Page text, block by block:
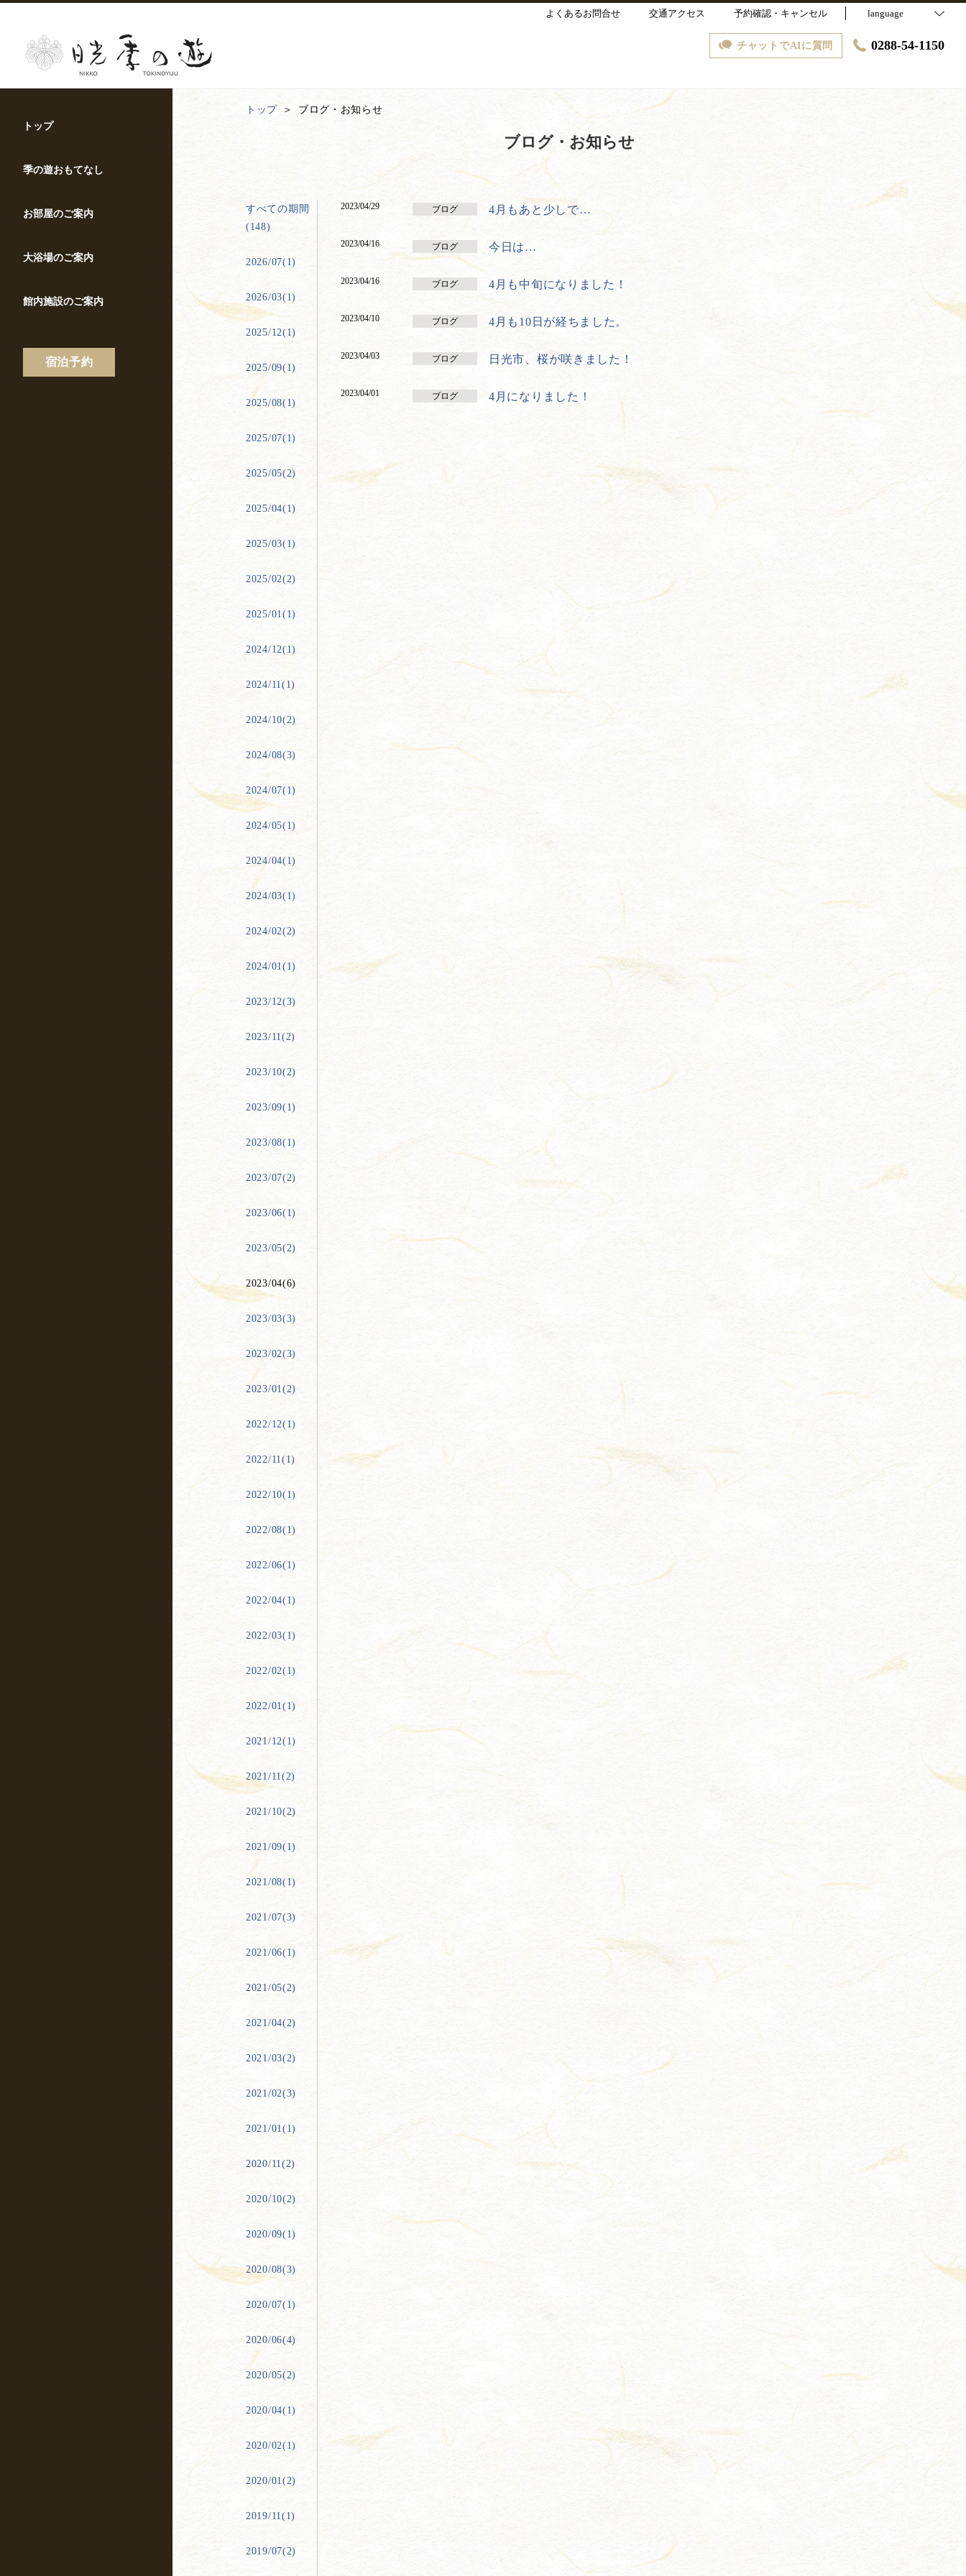
よくあるお問合せ 交通アクセス 予約確認・キャンセル language
チャットでAIに質問 0288-54-1150
トップ
季の遊おもてなし
お部屋のご案内
大浴場のご案内
館内施設のご案内
宿泊予約
トップ ブログ・お知らせ
ブログ・お知らせ
すべての期間
(148)
2026/07(1)
2026/03(1)
2025/12(1)
2025/09(1)
2025/08(1)
2025/07(1)
2025/05(2)
2025/04(1)
2025/03(1)
2025/02(2)
2025/01(1)
2024/12(1)
2024/11(1)
2024/10(2)
2024/08(3)
2024/07(1)
2024/05(1)
2024/04(1)
2024/03(1)
2024/02(2)
2024/01(1)
2023/12(3)
2023/11(2)
2023/10(2)
2023/09(1)
2023/08(1)
2023/07(2)
2023/06(1)
2023/05(2)
2023/04(6)
2023/03(3)
2023/02(3)
2023/01(2)
2022/12(1)
2022/11(1)
2022/10(1)
2022/08(1)
2022/06(1)
2022/04(1)
2022/03(1)
2022/02(1)
2022/01(1)
2021/12(1)
2021/11(2)
2021/10(2)
2021/09(1)
2021/08(1)
2021/07(3)
2021/06(1)
2021/05(2)
2021/04(2)
2021/03(2)
2021/02(3)
2021/01(1)
2020/11(2)
2020/10(2)
2020/09(1)
2020/08(3)
2020/07(1)
2020/06(4)
2020/05(2)
2020/04(1)
2020/02(1)
2020/01(2)
2019/11(1)
2019/07(2)
2023/04/29 ブログ 4月もあと少しで…
2023/04/16 ブログ 今日は…
2023/04/16 ブログ 4月も中旬になりました！
2023/04/10 ブログ 4月も10日が経ちました。
2023/04/03 ブログ 日光市、桜が咲きました！
2023/04/01 ブログ 4月になりました！